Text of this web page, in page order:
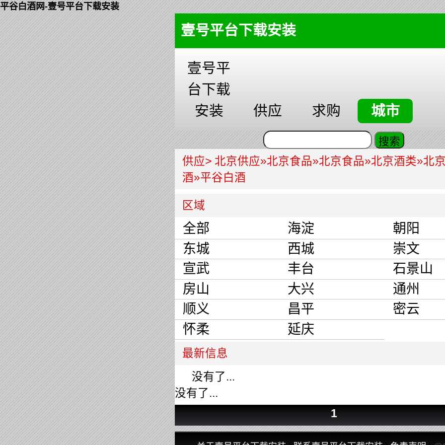
平谷白酒网-壹号平台下载安装
壹号平台下载安装
壹号平
台下载
安装
供应 求购 城市
供应> 北京供应»北京食品»北京食品»北京酒类»北
酒»平谷白酒
区域
全部 海淀
朝阳
东城
西城
崇文
宣武
丰台
石景山
房山
大兴
通州
顺义
昌平
密云
怀柔
延庆
最新信息
没有了...
没有了...
1